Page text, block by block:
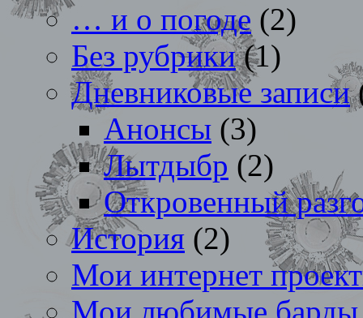
… и о погоде (2)
Без рубрики(1)
Дневниковые записи
Анонсы (3)
Лытдыбр (2)
Откровенный
История (2)
Мои интернет
Мои любимые барды